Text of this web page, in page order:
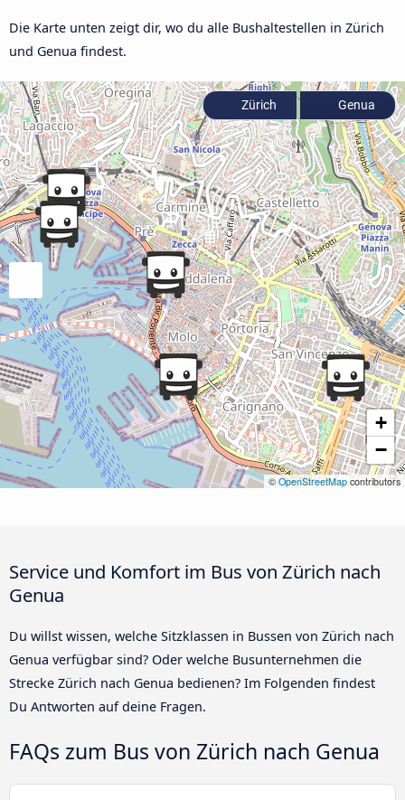
Die Karte unten zeigt dir, wo du alle Bushaltestellen in Zürich
und Genua findest.
+
−
©OpenStreetMap contributors
Zürich Genua
Service und Komfort im Bus von Zürich nach
Genua
Du willst wissen, welche Sitzklassen in Bussen von Zürich nach
Genua verfügbar sind? Oder welche Busunternehmen die
Strecke Zürich nach Genua bedienen? Im Folgenden findest
Du Antworten auf deine Fragen.
FAQs zum Bus von Zürich nach Genua